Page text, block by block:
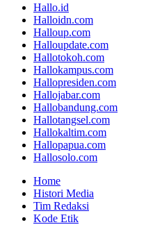
Hallo.id
Halloidn.com
Halloup.com
Halloupdate.com
Hallotokoh.com
Hallokampus.com
Hallopresiden.com
Hallojabar.com
Hallobandung.com
Hallotangsel.com
Hallokaltim.com
Hallopapua.com
Hallosolo.com
Home
Histori Media
Tim Redaksi
Kode Etik